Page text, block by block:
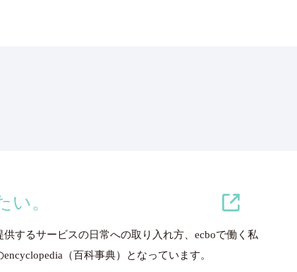
い。
するサービスの日常への取り入れ方、ecboで働く私
（百科事典）となっています。